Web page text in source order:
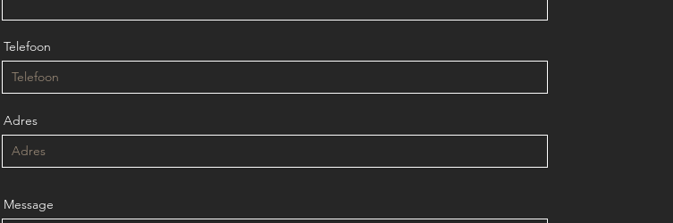
Telefoon
Adres
Message